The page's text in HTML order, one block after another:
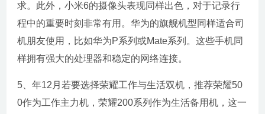
求。此外，小米6的摄像头表现同样出色，对于记录行
程中的重要时刻非常有用。华为的旗舰机型同样适合司
机朋友使用，比如华为P系列或Mate系列。这些手机同
样拥有强大的处理器和稳定的网络连接。
5、年12月若要选择荣耀工作与生活双机，推荐荣耀50
0作为工作主力机，荣耀200系列作为生活备用机，这一